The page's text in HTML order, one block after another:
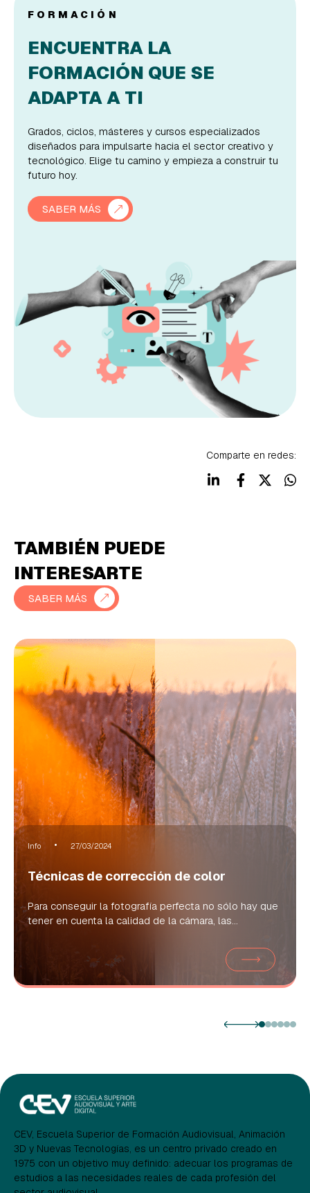
FORMACIÓN
ENCUENTRA LA
FORMACIÓN QUE SE
ADAPTA A TI
Grados, ciclos, másteres y cursos especializados
diseñados para impulsarte hacia el sector creativo y
tecnológico. Elige tu camino y empieza a construir tu
futuro hoy.
SABER MÁS
Comparte en redes:
TAMBIÉN PUEDE
INTERESARTE
SABER MÁS
Info 27/03/2024
Técnicas de corrección de color
Para conseguir la fotografía perfecta no sólo hay que
tener en cuenta la calidad de la cámara, las...
CEV, Escuela Superior de Formación Audiovisual, Animación
3D y Nuevas Tecnologías, es un centro privado creado en
1975 con un objetivo muy definido: adecuar los programas de
estudios a las necesidades reales de cada profesión del